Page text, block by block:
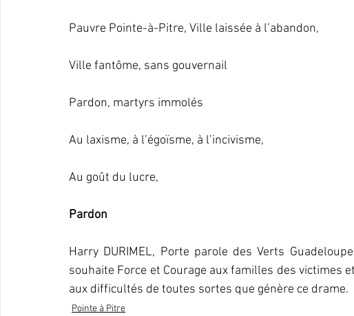
Pauvre Pointe-à-Pitre, Ville laissée à l’abandon,
Ville fantôme, sans gouvernail
Pardon, martyrs immolés
Au laxisme, à l’égoïsme, à l’incivisme,
Au goût du lucre,
Pardon
Harry DURIMEL, Porte parole des Verts
souhaite Force et Courage aux familles des victimes
aux difficultés de toutes sortes que génère ce drame.
Pointe à Pitre